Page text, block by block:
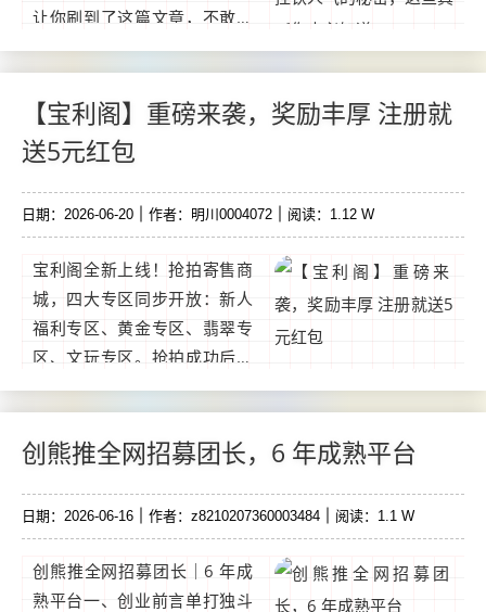
让你刷到了这篇文章，不敢说
我的分享能改变你的人生，至
少可以让你在互联网在做直播
在短视频以及创业中少走一点
弯路。...
【宝利阁】重磅来袭，奖励丰厚 注册就
送5元红包
日期：2026-06-20 作者：明川0004072 阅读：1.12 W
宝利阁全新上线！抢拍寄售商
城，四大专区同步开放：新人
福利专区、黄金专区、翡翠专
区、文玩专区。抢拍成功后，
商品进入24小时锁定期；锁定
期结束后，用户可选择寄售流
转，也可申请提货，拿到实物
创熊推全网招募团长，6 年成熟平台
日期：2026-06-16 作者：z8210207360003484 阅读：1.1 W
创熊推全网招募团长｜6 年成
熟平台一、创业前言单打独斗